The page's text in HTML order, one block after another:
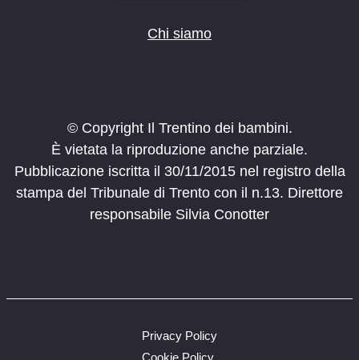
Chi siamo
© Copyright Il Trentino dei bambini.
È vietata la riproduzione anche parziale.
Pubblicazione iscritta il 30/11/2015 nel registro della
stampa del Tribunale di Trento con il n.13. Direttore
responsabile Silvia Conotter
Privacy Policy
Cookie Policy